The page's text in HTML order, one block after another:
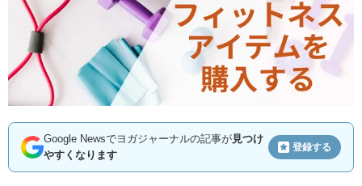
Google Newsでヨガジャーナルの記事が見つけ
やすくなります
登録する